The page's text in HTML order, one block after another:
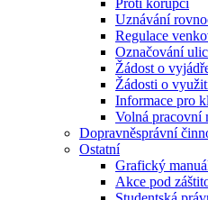
Proti korupci
Uznávání
Regulace
Označování
Žádost o
Žádosti o
Informace pro
Volná pracovní
Dopravněsprávní
Ostatní
Grafický
Akce pod